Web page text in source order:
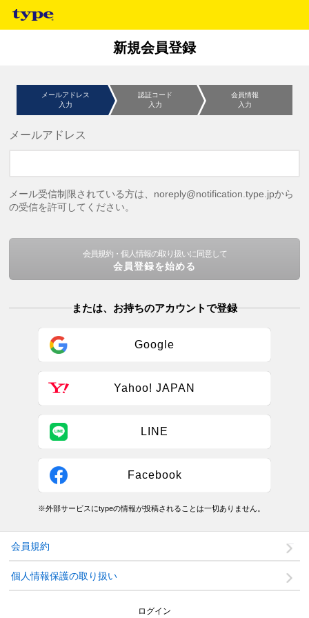
新規会員登録
メールアドレス
入力
認証コード
入力
会員情報
入力
メールアドレス
メール受信制限されている方は、noreply@notification.type.jpから
の受信を許可してください。
会員規約・個人情報の取り扱いに同意して
会員登録を始める
または、お持ちのアカウントで登録
Google
Yahoo! JAPAN
LINE
Facebook
※外部サービスにtypeの情報が投稿されることは一切ありません。
会員規約
個人情報保護の取り扱い
ログイン